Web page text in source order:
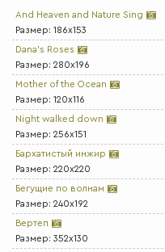
And Heaven and Nature Sing
Размер: 186x153
Dana's Roses
Размер: 280x196
Mother of the Ocean
Размер: 120x116
Night walked down
Размер: 256x151
Бархатистый инжир
Размер: 220x220
Бегущие по волнам
Размер: 240x192
Вертеп
Размер: 352x130